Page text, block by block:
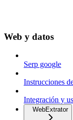
Web y datos
Serp google
Instrucciones
Integración y
WebExtrator